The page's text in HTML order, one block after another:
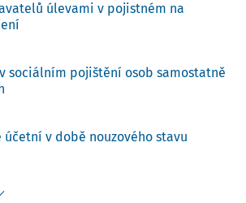
úlevami v pojistném na
sociálním pojištění osob samostatně
účetní v době nouzového stavu